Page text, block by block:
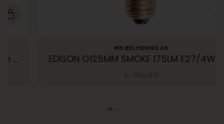
MS BELYSNING AS
EDISON G125MM SMOKE 175LM E27/4W DIM
190,00